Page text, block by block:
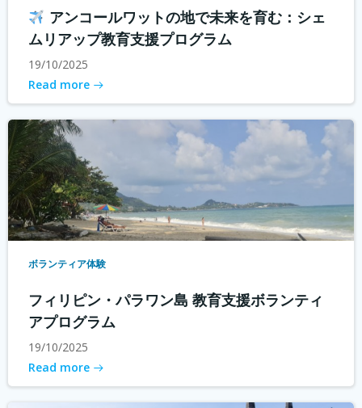
アンコールワットの地で未来を育む：シェ
ムリアップ教育支援プログラム
19/10/2025
Read more
ボランティア体験
フィリピン・パラワン島 教育支援ボランティ
アプログラム
19/10/2025
Read more